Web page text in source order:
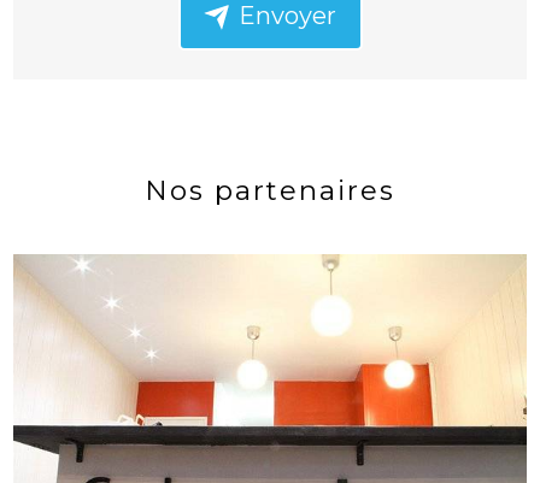
Envoyer
Nos partenaires